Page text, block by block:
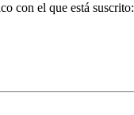
con el que está suscrito: